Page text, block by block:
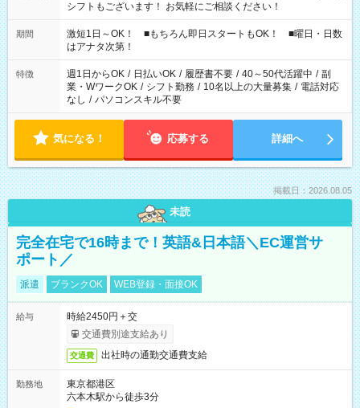
シフトもございます！ お気軽にご相談ください！
期間
激短1日～OK！ ■もちろん即日スタートもOK！ ■曜日・日数
はアナタ次第！
特徴 週1日からOK / 日払いOK / 履歴書不要 / 40～50代活躍中 / 副
業・WワークOK / シフト勤務 / 10名以上の大量募集 / 電話対応
なし / パソコンスキル不要
気になる！ 応募する 詳細へ
掲載日：2026.08.05
未読
完全在宅で16時まで！英語&日本語＼EC運営サ
ポート／
派遣 ブランクOK WEB登録・面接OK
給与
時給2450円＋交
交通費別途支給あり
交通費 出社時の通勤交通費支給
勤務地
東京都港区
六本木駅から徒歩3分